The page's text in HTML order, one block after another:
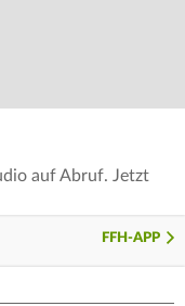
auf Abruf. Jetzt
FFH-APP